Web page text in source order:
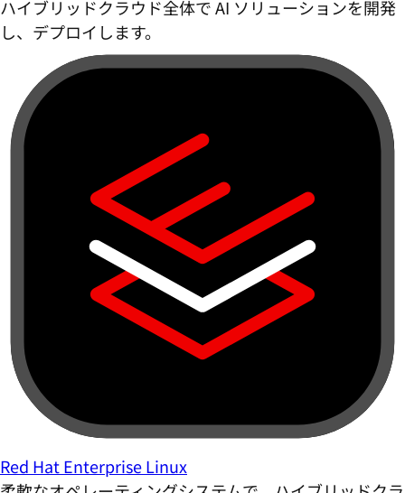
ハイブリッドクラウド全体で AI ソリューションを開発
し、デプロイします。
Red Hat Enterprise Linux